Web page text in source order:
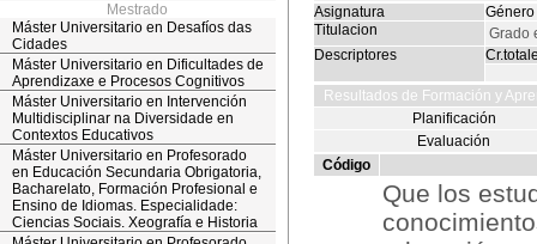
Mestrado
Máster Universitario en Desafíos das
Cidades
Máster Universitario en Dificultades de
Aprendizaxe e Procesos Cognitivos
Máster Universitario en Intervención
Multidisciplinar na Diversidade en
Contextos Educativos
Máster Universitario en Profesorado
en Educación Secundaria Obrigatoria,
Bacharelato, Formación Profesional e
Ensino de Idiomas. Especialidade:
Ciencias Sociais. Xeografía e Historia
Asignatura
Titulacion
Grado
Descriptores
Resultados de Formación y
Planificación
Evaluación
Código
Que los